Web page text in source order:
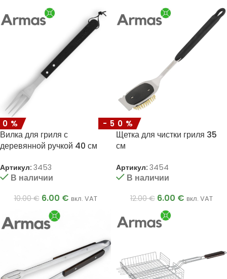
Вилка для гриля с
деревянной ручкой 40 см
Артикул: 3453
В наличии
10.00€ 6.00 € вкл. VAT
-50%
Щетка для чистки гриля 35
см
Артикул: 3454
В наличии
12.00€ 6.00 € вкл. VAT